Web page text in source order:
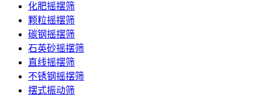
化肥摇摆筛
颗粒摇摆筛
碳钢摇摆筛
石英砂摇摆筛
直线摇摆筛
不锈钢摇摆筛
摆式振动筛